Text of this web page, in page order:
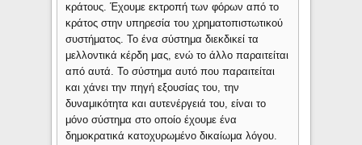
κράτους. Έχουμε εκτροπή των φόρων από το
κράτος στην υπηρεσία του χρηματοπιστωτικού
συστήματος. Το ένα σύστημα διεκδικεί τα
μελλοντικά κέρδη μας, ενώ το άλλο παραιτείται
από αυτά. Το σύστημα αυτό που παραιτείται
και χάνει την πηγή εξουσίας του, την
δυναμικότητα και αυτενέργειά του, είναι το
μόνο σύστημα στο οποίο έχουμε ένα
δημοκρατικά κατοχυρωμένο δικαίωμα λόγου.